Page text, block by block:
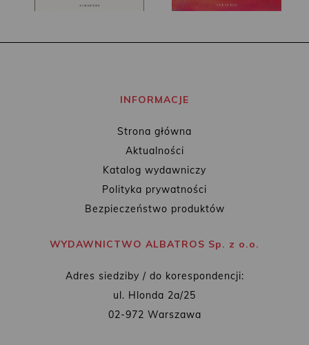
INFORMACJE
Strona główna
Aktualności
Katalog wydawniczy
Polityka prywatności
Bezpieczeństwo produktów
WYDAWNICTWO ALBATROS Sp. z o.o.
Adres siedziby / do korespondencji:
ul. Hlonda 2a/25
02-972 Warszawa